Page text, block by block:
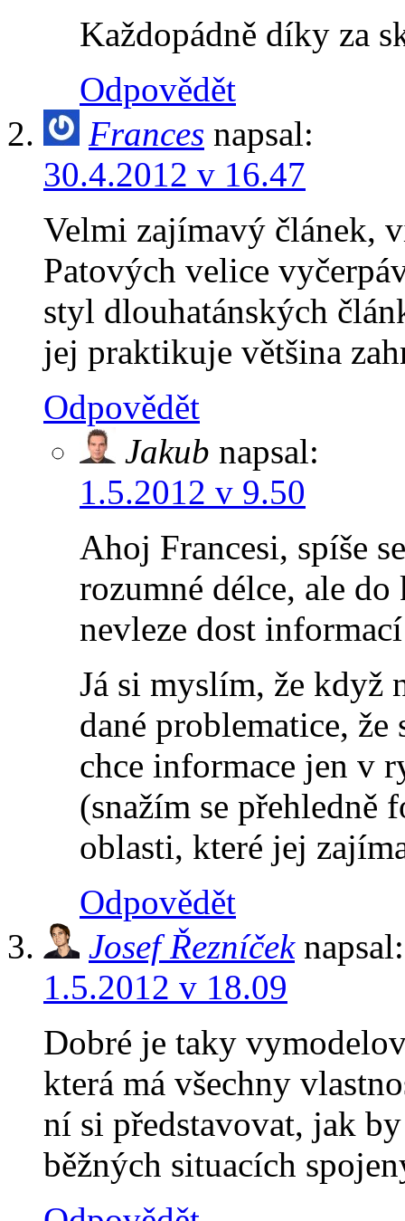
Každopádně díky za
Odpovědět
Frances napsal:
30.4.2012 v 16.47
Velmi zajímavý článek,
Patových velice
styl dlouhatánských
jej praktikuje většina
Odpovědět
Jakub napsal:
1.5.2012 v 9.50
Ahoj Francesi, spíše
rozumné délce, ale
nevleze dost
Já si myslím, že když
dané problematice,
chce informace jen v
(snažím se přehledně
oblasti, které jej
Odpovědět
Josef Řezníček napsal:
1.5.2012 v 18.09
Dobré je taky
která má všechny
ní si představovat, jak
běžných situacích